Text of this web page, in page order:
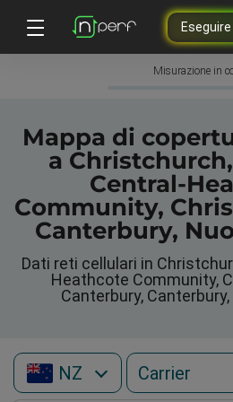
Misurazione in
Mappa di
a
Central-
Community,
Canterbury,
Dati reti cellulari in
Heathcote Community,
Canterbury,
NZ